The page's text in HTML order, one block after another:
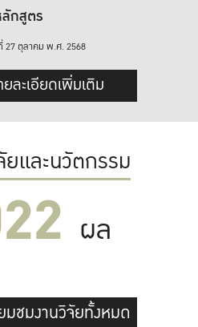
กสูตร
ตุลาคม พ.ศ. 2568
ยละเอียดเพิ่มเติม
ยและนวัตกรรม
ผล
มชมงานวิจัยทั้งหมด